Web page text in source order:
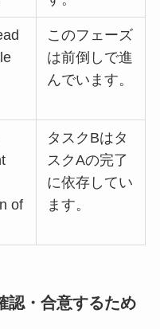
このフェーズ
は前倒しで進
んでいます。
of
タスクBはタ
スクAの完了
に依存してい
ます。
認・合意するため